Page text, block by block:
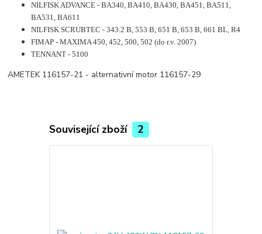
NILFISK ADVANCE - BA340, BA410, BA430, BA451, BA511,
BA531, BA611
NILFISK SCRUBTEC - 343.2 B, 553 B, 651 B, 653 B, 661 BL, R4
FIMAP - MAXIMA 450, 452, 500, 502 (do r.v. 2007)
TENNANT - 5100
AMETEK 116157-21 - alternativní motor 116157-29
Související zboží 2